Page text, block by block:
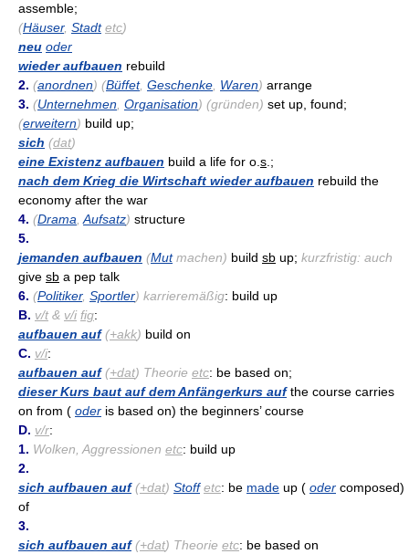
assemble;
(Häuser, Stadt etc)
neu oder
wieder aufbauen rebuild
2. (anordnen) (Büffet, Geschenke, Waren) arrange
3. (Unternehmen, Organisation) (gründen) set up, found;
(erweitern) build up;
sich (dat)
eine Existenz aufbauen build a life for o.s.;
nach dem Krieg die Wirtschaft wieder aufbauen rebuild the
economy after the war
4. (Drama,Aufsatz) structure
5.
jemanden aufbauen (Mutmachen) build sb up; kurzfristig: auch
give sb a pep talk
6. (Politiker, Sportler) karrieremäßig: build up
B. v/t & v/i fig:
aufbauen auf (+akk) build on
C. v/i:
aufbauen auf (+dat) Theorie etc: be based on;
dieser Kurs baut auf dem Anfängerkurs aufthe course carries
on from ( oder is based on) the beginners’ course
D. v/r:
1. Wolken, Aggressionen etc: build up
2.
sich aufbauen auf (+dat) Stoff etc: be made up ( oder composed)
of
3.
sich aufbauen auf (+dat) Theorie etc: be based on